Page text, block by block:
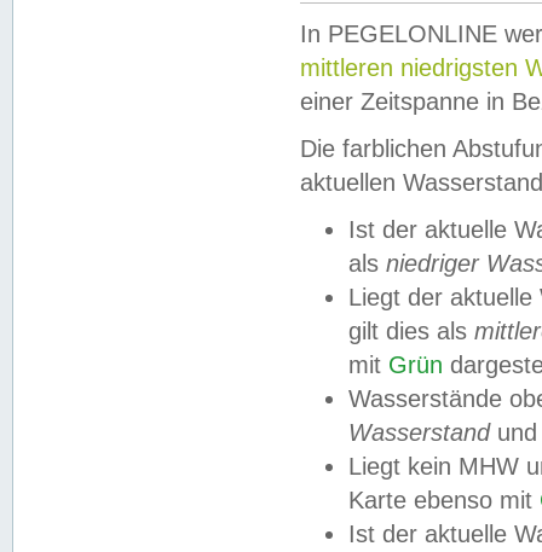
In PEGELONLINE
mittleren niedrigsten
einer Zeitspanne in
Die farblichen
aktuellen
Ist der aktuelle
als niedriger
Liegt der
gilt dies als
mit Grün
Wasserstände
Wasserstandund
Liegt kein MHW
Karte ebenso mit
Ist der aktuelle